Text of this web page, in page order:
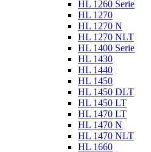
HL 1260 Serie
HL 1270
HL 1270 N
HL 1270 NLT
HL 1400 Serie
HL 1430
HL 1440
HL 1450
HL 1450 DLT
HL 1450 LT
HL 1470 LT
HL 1470 N
HL 1470 NLT
HL 1660